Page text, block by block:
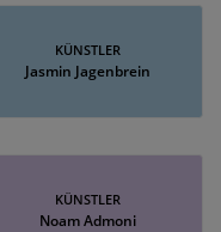
KÜNSTLER
Jasmin Jagenbrein
KÜNSTLER
Noam Admoni